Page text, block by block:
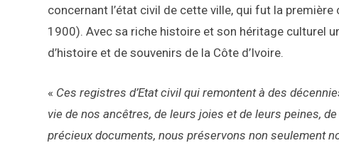
concernant l’état civil de cette ville, qui fut la
1900). Avec sa riche histoire et son héritage culturel
d’histoire et de souvenirs de la Côte d’Ivoire.
« Ces registres d’Etat civil qui remontent à des
vie de nos ancêtres, de leurs joies et de leurs peines,
précieux documents, nous préservons non seulement